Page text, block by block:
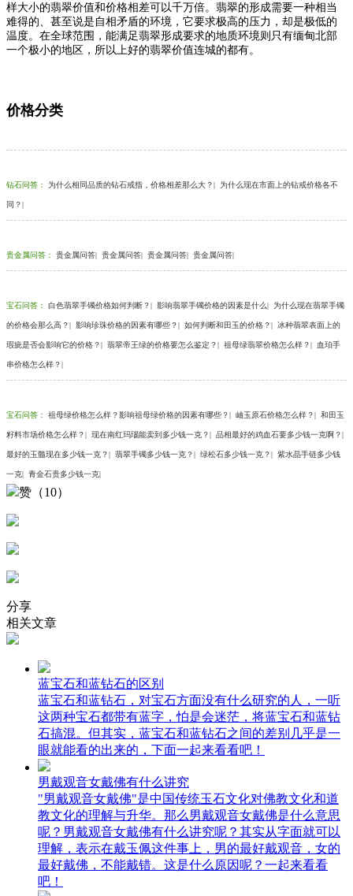
样大小的翡翠价值和价格相差可以千万倍。翡翠的形成需要一种相当
难得的、甚至说是自相矛盾的环境，它要求极高的压力，却是极低的
温度。在全球范围，能满足翡翠形成要求的地质环境则只有缅甸北部
一个极小的地区，所以上好的翡翠价值连城的都有。
价格分类
钻石问答 ： 为什么相同品质的钻石戒指，价格相差那么大？| 为什么现在市面上的钻戒价格各不
同？|
贵金属问答 ： 贵金属问答| 贵金属问答| 贵金属问答| 贵金属问答|
宝石问答 ： 白色翡翠手镯价格如何判断？| 影响翡翠手镯价格的因素是什么| 为什么现在翡翠手镯
的价格会那么高？| 影响珍珠价格的因素有哪些？| 如何判断和田玉的价格？| 冰种翡翠表面上的
瑕疵是否会影响它的价格？| 翡翠帝王绿的价格要怎么鉴定？| 祖母绿翡翠价格怎么样？| 血珀手
串价格怎么样？|
宝石问答 ： 祖母绿价格怎么样？影响祖母绿价格的因素有哪些？| 岫玉原石价格怎么样？| 和田玉
籽料市场价格怎么样？| 现在南红玛瑙能卖到多少钱一克？| 品相最好的鸡血石要多少钱一克啊？|
最好的玉髓现在多少钱一克？| 翡翠手镯多少钱一克？| 绿松石多少钱一克？| 紫水晶手链多少钱
一克| 青金石贵多少钱一克|
赞（10）
分享
相关文章
蓝宝石和蓝钻石的区别
蓝宝石和蓝钻石，对宝石方面没有什么研究的人，一听
这两种宝石都带有蓝字，怕是会迷茫，将蓝宝石和蓝钻
石搞混。但其实，蓝宝石和蓝钻石之间的差别几乎是一
眼就能看的出来的，下面一起来看看吧！
男戴观音女戴佛有什么讲究
"男戴观音女戴佛"是中国传统玉石文化对佛教文化和道
教文化的理解与升华。那么男戴观音女戴佛是什么意思
呢？男戴观音女戴佛有什么讲究呢？其实从字面就可以
理解，表示在戴玉佩这件事上，男的最好戴观音，女的
最好戴佛，不能戴错。这是什么原因呢？一起来看看
吧！